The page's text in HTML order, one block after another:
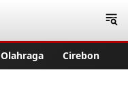
Olahraga Cirebon